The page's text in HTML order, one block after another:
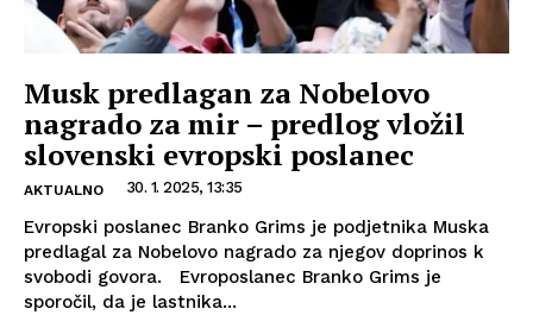
Musk predlagan za Nobelovo
nagrado za mir – predlog vložil
slovenski evropski poslanec
AKTUALNO 30. 1. 2025, 13:35
Evropski poslanec Branko Grims je podjetnika Muska
predlagal za Nobelovo nagrado za njegov doprinos k
svobodi govora. Evroposlanec Branko Grims je
sporočil, da je lastnika...